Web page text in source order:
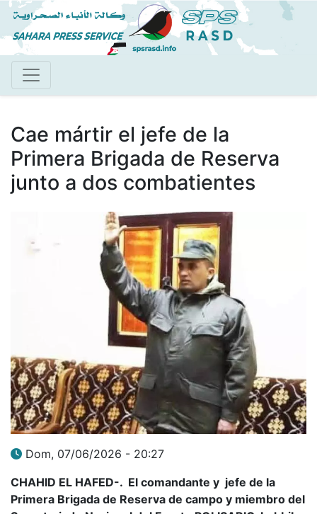
Pasar
al
contenido
Cae mártir el jefe de la
Primera Brigada de Reserva
junto a dos combatientes
Dom, 07/06/2026 - 20:27
CHAHID EL HAFED-. El comandante y jefe de la
Primera Brigada de Reserva de campo y miembro del